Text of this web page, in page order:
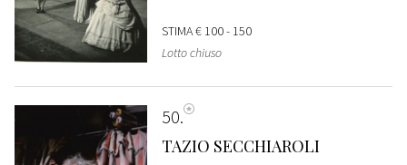
STIMA€ 100 - 150
Lotto chiuso
50
TAZIO SECCHIAROLI